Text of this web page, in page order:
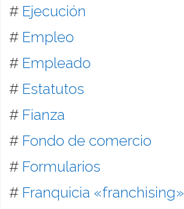
# Ejecución
# Empleo
# Empleado
# Estatutos
# Fianza
# Fondo de comercio
# Formularios
# Franquicia «franchising»